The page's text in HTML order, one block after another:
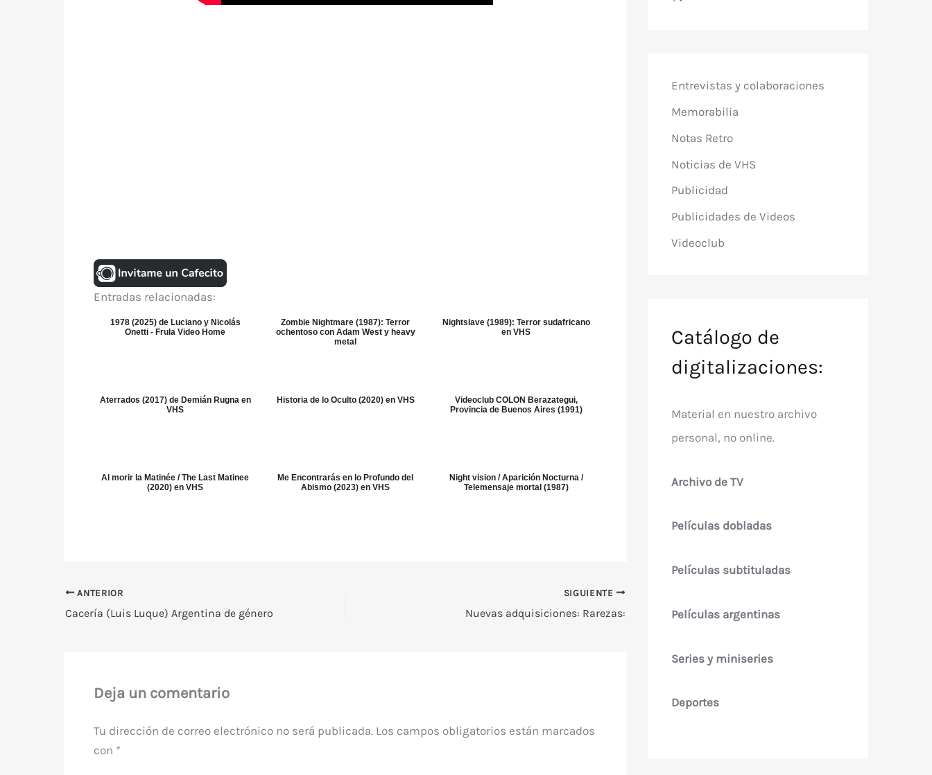
Entradas relacionadas:
1978 (2025) de Luciano y Nicolás
Onetti - Frula Video Home
Zombie Nightmare (1987): Terror
ochentoso con Adam West y heavy
metal
Nightslave (1989): Terror sudafricano
en VHS
Aterrados (2017) de Demián Rugna en
VHS
Historia de lo Oculto (2020) en VHS
Videoclub COLON Berazategui,
Provincia de Buenos Aires (1991)
Al morir la Matinée / The Last Matinee
(2020) en VHS
Me Encontrarás en lo Profundo del
Abismo (2023) en VHS
Night vision / Aparición Nocturna /
Telemensaje mortal (1987)
ANTERIOR
Cacería (Luis Luque) Argentina de género
SIGUIENTE
Nuevas adquisiciones: Rarezas:
Deja un comentario
Tu dirección de correo electrónico no será publicada. Los campos obligatorios están marcados
con *
Entrevistas y colaboraciones
Memorabilia
Notas Retro
Noticias de VHS
Publicidad
Publicidades de Videos
Videoclub
Catálogo de
digitalizaciones:
Material en nuestro archivo
personal, no online.
Archivo de TV
Películas dobladas
Películas subtituladas
Películas argentinas
Series y miniseries
Deportes